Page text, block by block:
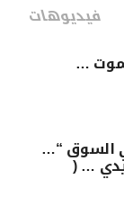
فيديوهات
…
السوق “…
… (